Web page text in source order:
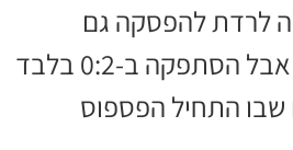
לרדת להפסקה גם
ביתרון 0:3 או 0:4, אבל הסתפקה ב-0:2 בלבד
שבו התחיל הפספוס